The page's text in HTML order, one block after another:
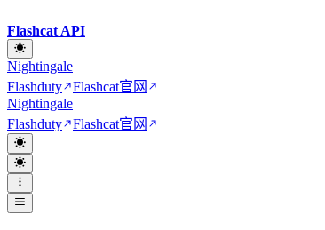
Flashcat API
Nightingale
Flashduty
Flashcat官网
Nightingale
Flashduty
Flashcat官网